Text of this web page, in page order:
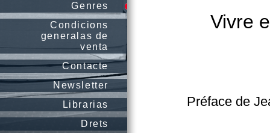
Genres
Condicions
generalas de
venta
Contacte
Newsletter
Librarias
Drets
Vivre
Préface de